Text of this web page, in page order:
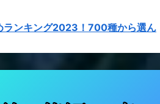
ランキング2023！700種から選ん